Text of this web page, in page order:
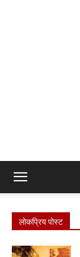
लोकप्रिय पोस्ट